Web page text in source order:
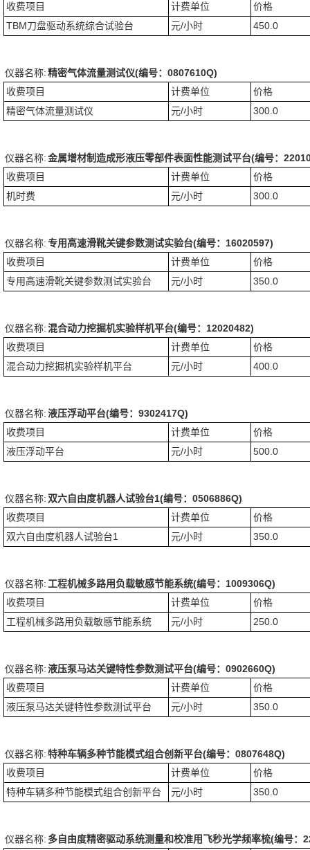
收费项目
计费单位
价格
TBM刀盘驱动系统综合试验台
元/小时 450.0
仪器名称:精密气体流量测试仪(编号：0807610Q)
收费项目
计费单位
价格
精密气体流量测试仪
元/小时 300.0
仪器名称:金属增材制造成形液压零部件表面性能测试平台(编号：
收费项目
计费单位
价格
机时费
元/小时 300.0
仪器名称:专用高速滑靴关键参数测试实验台(编号：16020597)
收费项目
计费单位
价格
专用高速滑靴关键参数测试实验台
元/小时 350.0
仪器名称:混合动力挖掘机实验样机平台(编号：12020482)
收费项目
计费单位
价格
混合动力挖掘机实验样机平台
元/小时 400.0
仪器名称:液压浮动平台(编号：9302417Q)
收费项目
计费单位
价格
液压浮动平台
元/小时 500.0
仪器名称: 双六自由度机器人试验台1(编号：0506886Q)
收费项目
计费单位
价格
双六自由度机器人试验台1
元/小时 350.0
仪器名称: 工程机械多路用负载敏感节能系统(编号：1009306Q)
收费项目
计费单位
价格
工程机械多路用负载敏感节能系统
元/小时 250.0
仪器名称:液压泵马达关键特性参数测试平台(编号：0902660Q)
收费项目
计费单位
价格
液压泵马达关键特性参数测试平台
元/小时 350.0
仪器名称:特种车辆多种节能模式组合创新平台(编号：0807648Q)
收费项目
计费单位
价格
特种车辆多种节能模式组合创新平台
元/小时 350.0
仪器名称: 多自由度精密驱动系统测量和校准用飞秒光学频率梳(编号：